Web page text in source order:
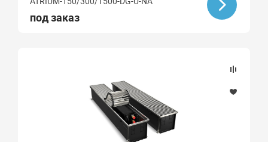
под заказ